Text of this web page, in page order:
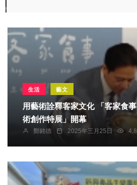
生活 藝文
用藝術詮釋客家文化 「客家食事：從土地到餐桌藝
術創作特展」開幕
鄭銘德 2025年三月25日